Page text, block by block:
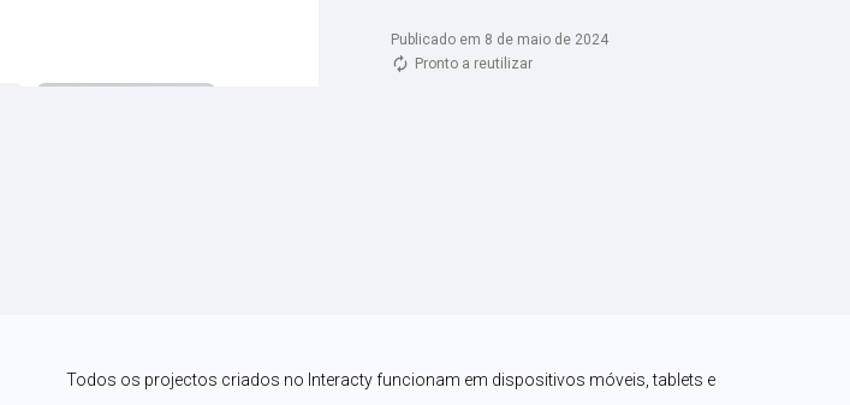
Publicado em 8 de maio de 2024
Pronto a reutilizar
Todos os projectos criados no Interacty funcionam em dispositivos móveis, tablets e